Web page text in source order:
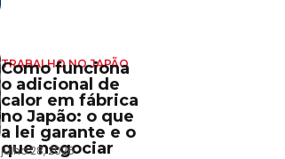
TRABALHO NO JAPÃO
Como funciona
o adicional de
calor em fábrica
no Japão: o que
a lei garante e o
que negociar
julho 28, 2026